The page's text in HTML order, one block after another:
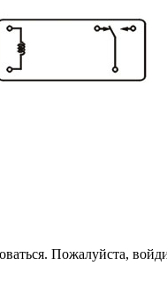
Пожалуйста,